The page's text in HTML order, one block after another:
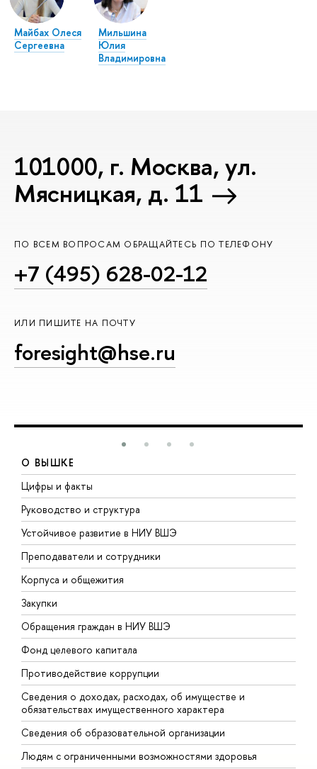
Майбах Олеся
Сергеевна
Мильшина
Юлия
Владимировна
101000, г. Москва, ул.
Мясницкая, д. 11
ПО ВСЕМ ВОПРОСАМ ОБРАЩАЙТЕСЬ ПО ТЕЛЕФОНУ
+7 (495) 628-02-12
ИЛИ ПИШИТЕ НА ПОЧТУ
foresight@hse.ru
О ВЫШКЕ
Цифры и факты
Руководство и структура
Устойчивое развитие в НИУ ВШЭ
Преподаватели и сотрудники
Корпуса и общежития
Закупки
Обращения граждан в НИУ ВШЭ
Фонд целевого капитала
Противодействие коррупции
Сведения о доходах, расходах, об имуществе и
обязательствах имущественного характера
Сведения об образовательной организации
Людям с ограниченными возможностями здоровья